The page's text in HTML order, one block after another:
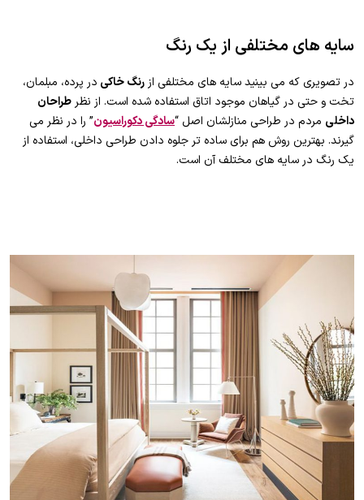
سایه های مختلفی از یک رنگ
در تصویری که می بینید سایه های مختلفی از رنگ خاکی در پرده، مبلمان،
تخت و حتی در گیاهان موجود اتاق استفاده شده است. از نظر طراحان
داخلی مردم در طراحی منازلشان اصل “سادگی دکوراسیون” را در نظر می
گیرند. بهترین روش هم برای ساده تر جلوه دادن طراحی داخلی، استفاده از
یک رنگ در سایه های مختلف آن است.